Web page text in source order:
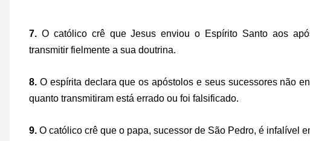
7. O católico crê que Jesus enviou o Espírito Santo aos
transmitir fielmente a sua doutrina.
8. O espírita declara que os apóstolos e seus sucessores não
quanto transmitiram está errado ou foi falsificado.
9. O católico crê que o papa, sucessor de São Pedro, é infalível